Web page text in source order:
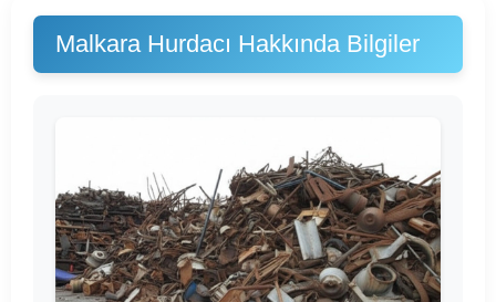
Malkara Hurdacı Hakkında Bilgiler